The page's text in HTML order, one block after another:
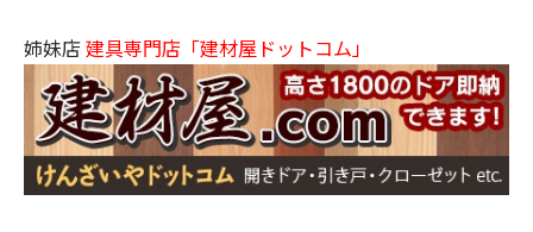
姉妹店 建具専門店「建材屋ドットコム」